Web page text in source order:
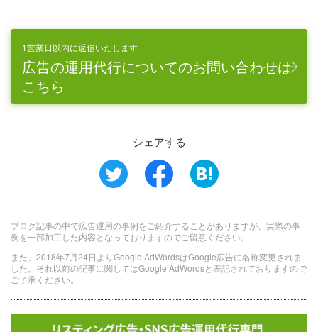
1営業日以内に返信いたします
広告の運用代行についてのお問い合わせは
こちら
シェアする
ブログ記事の中で広告運用の事例をご紹介することがありますが、実際の事
例を一部加工した内容となっておりますのでご留意ください。
また、2018年7月24日よりGoogle AdWordsはGoogle広告に名称変更されま
した。それ以前の記事に関してはGoogle AdWordsと表記されておりますので
ご了承ください。